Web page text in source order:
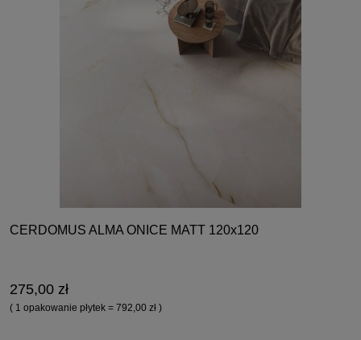
CERDOMUS ALMA ONICE MATT 120x120
275,00 zł
( 1 opakowanie płytek = 792,00 zł )